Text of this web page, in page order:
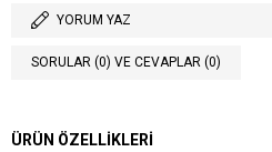
YORUM YAZ
SORULAR (0) VE CEVAPLAR (0)
ÜRÜN ÖZELLIKLERI